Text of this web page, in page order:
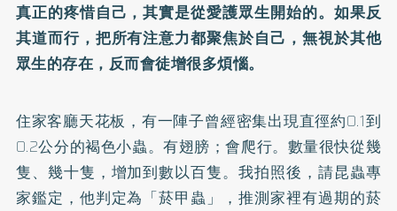
真正的疼惜自己，其實是從愛護眾生開始的。如果反
其道而行，把所有注意力都聚焦於自己，無視於其他
眾生的存在，反而會徒增很多煩惱。
住家客廳天花板，有一陣子曾經密集出現直徑約0.1到
0.2公分的褐色小蟲。有翅膀；會爬行。數量很快從幾
隻、幾十隻，增加到數以百隻。我拍照後，請昆蟲專
家鑑定，他判定為「菸甲蟲」，推測家裡有過期的菸